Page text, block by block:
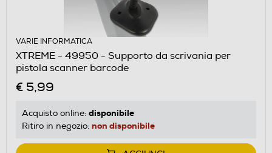
VARIE INFORMATICA
XTREME - 49950 - Supporto da scrivania per
pistola scanner barcode
€ 5,99
Acquisto online: disponibile
Ritiro in negozio: non disponibile